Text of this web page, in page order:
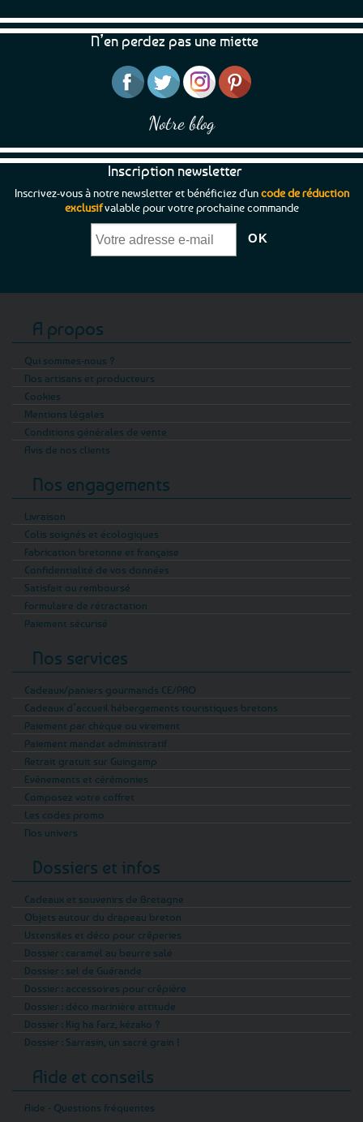
choisies
sur
page
du
produit
N’en perdez pas une miette
Notre blog
Inscription newsletter
Inscrivez-vous à notre newsletter et bénéficiez d'uncode de réduction
exclusifvalable pour votre prochaine commande
A propos
Qui sommes-nous ?
Nos artisans et producteurs
Cookies
Mentions légales
Conditions générales de vente
Avis de nos clients
Nos engagements
Livraison
Colis soignés et écologiques
Fabrication bretonne et française
Confidentialité de vos données
Satisfait ou remboursé
Formulaire de rétractation
Paiement sécurisé
Nos services
Cadeaux/paniers gourmands CE/PRO
Cadeaux d’accueil hébergements touristiques bretons
Paiement par chèque ou virement
Paiement mandat administratif
Retrait gratuit sur Guingamp
Evénements et cérémonies
Composez votre coffret
Les codes promo
Nos univers
Dossiers et infos
Cadeaux et souvenirs de Bretagne
Objets autour du drapeau breton
Ustensiles et déco pour crêperies
Dossier : caramel au beurre salé
Dossier : sel de Guérande
Dossier : accessoires pour crêpière
Dossier : déco marinière attitude
Dossier : Kig ha Farz, kézako ?
Dossier : Sarrasin, un sacré grain !
Aide et conseils
Aide - Questions fréquentes